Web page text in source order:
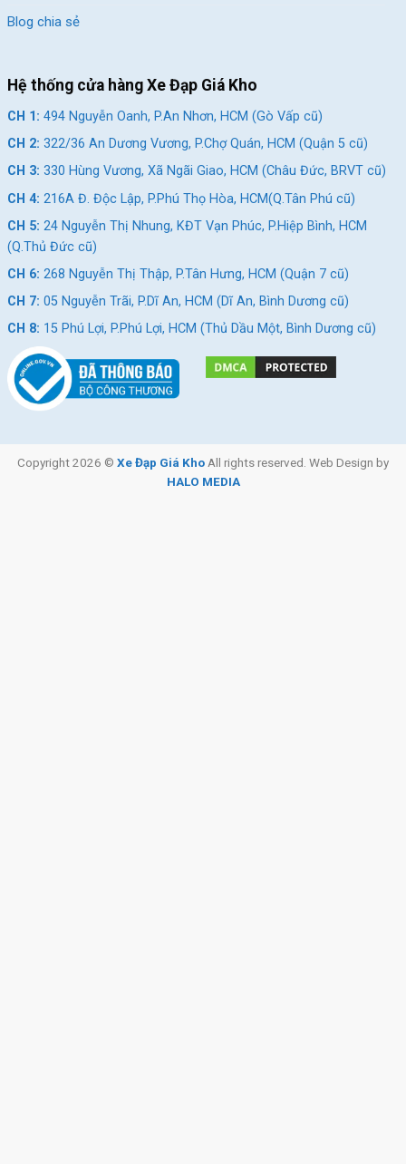
SKU:20bella3
Thẻ: Hợp Kim Thép ,Xe đạp trẻ em 10 tuổi,Xe đạp trẻ em 8-10 tuổi
Blog chia sẻ
Hệ thống cửa hàng Xe Đạp Giá Kho
CH 1: 494 Nguyễn Oanh, P.An Nhơn, HCM (Gò Vấp cũ)
CH 2: 322/36 An Dương Vương, P.Chợ Quán, HCM (Quận 5 cũ)
CH 3: 330 Hùng Vương, Xã Ngãi Giao, HCM (Châu Đức, BRVT cũ)
CH 4: 216A Đ. Độc Lập, P.Phú Thọ Hòa, HCM(Q.Tân Phú cũ)
CH 5: 24 Nguyễn Thị Nhung, KĐT Vạn Phúc, P.Hiệp Bình, HCM
(Q.Thủ Đức cũ)
CH 6: 268 Nguyễn Thị Thập, P.Tân Hưng, HCM (Quận 7 cũ)
CH 7: 05 Nguyễn Trãi, P.Dĩ An, HCM (Dĩ An, Bình Dương cũ)
CH 8: 15 Phú Lợi, P.Phú Lợi, HCM (Thủ Dầu Một, Bình Dương cũ)
Copyright 2026 © Xe Đạp Giá Kho All rights reserved. Web Design by
HALO MEDIA